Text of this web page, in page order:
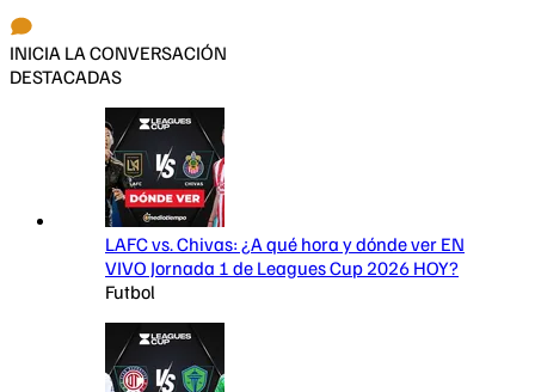
INICIA LA CONVERSACIÓN
DESTACADAS
LAFC vs. Chivas: ¿A qué hora y dónde ver EN
VIVO Jornada 1 de Leagues Cup 2026 HOY?
Futbol